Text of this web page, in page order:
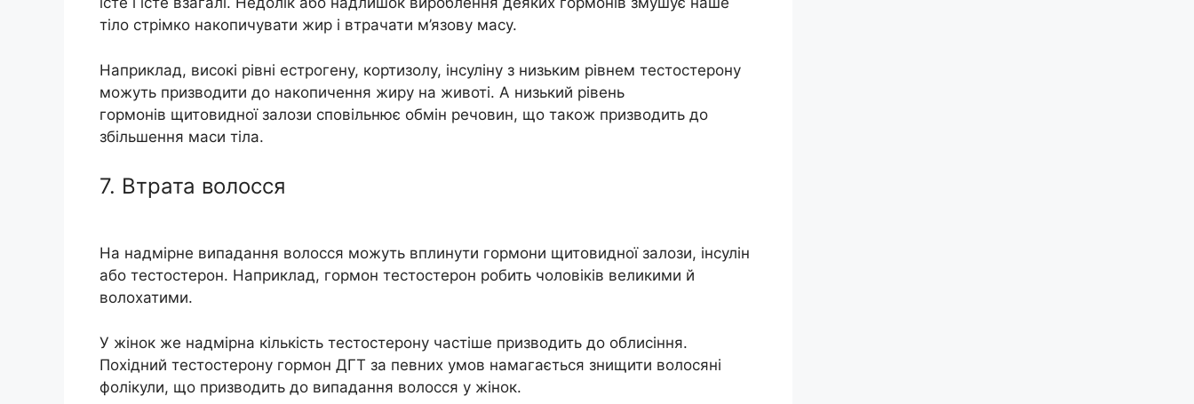
тіло стрімко накопичувати жир і втрачати м’язову масу.
Наприклад, високі рівні естрогену, кортизолу, інсуліну з низьким рівнем тестостерону
можуть призводити до накопичення жиру на животі. А низький рівень
гормонів щитовидної залози сповільнює обмін речовин, що також призводить до
збільшення маси тіла.
7. Втрата волосся
На надмірне випадання волосся можуть вплинути гормони щитовидної залози, інсулін
або тестостерон. Наприклад, гормон тестостерон робить чоловіків великими й
волохатими.
У жінок же надмірна кількість тестостерону частіше призводить до облисіння.
Похідний тестостерону гормон ДГТ за певних умов намагається знищити волосяні
фолікули, що призводить до випадання волосся у жінок.